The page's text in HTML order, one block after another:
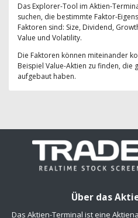
Das Explorer-Tool im Aktien-
suchen, die bestimmte Faktor-
Faktoren sind: Size, Dividend,
Value und Volatility.
Die Faktoren können miteinander
Beispiel Value-Aktien zu finden, die
aufgebaut haben.
Über das
Das Aktien-Terminal ist eine